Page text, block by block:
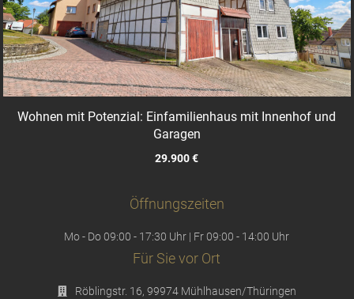
Wohnen mit Potenzial: Einfamilienhaus mit Innenhof und
Garagen
29.900 €
Öffnungszeiten
Mo - Do 09:00 - 17:30 Uhr | Fr 09:00 - 14:00 Uhr
Für Sie vor Ort
Röblingstr. 16, 99974 Mühlhausen/Thüringen